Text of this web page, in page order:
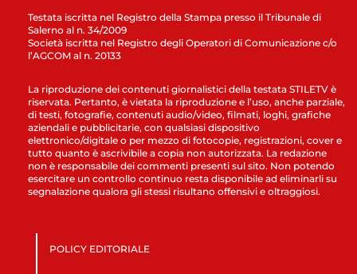
Testata iscritta nel Registro della Stampa presso il Tribunale di
Salerno al n. 34/2009
Società iscritta nel Registro degli Operatori di Comunicazione c/o
l’AGCOM al n. 20133
La riproduzione dei contenuti giornalistici della testata STILETV è
riservata. Pertanto, è vietata la riproduzione e l’uso, anche parziale,
di testi, fotografie, contenuti audio/video, filmati, loghi, grafiche
aziendali e pubblicitarie, con qualsiasi dispositivo
elettronico/digitale o per mezzo di fotocopie, registrazioni, cover e
tutto quanto è ascrivibile a copia non autorizzata. La redazione
non è responsabile dei commenti presenti sul sito. Non potendo
esercitare un controllo continuo resta disponibile ad eliminarli su
segnalazione qualora gli stessi risultano offensivi e oltraggiosi.
POLICY EDITORIALE